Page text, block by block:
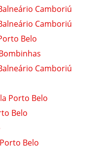
Camboriú
Camboriú
Belo
Camboriú
Porto Belo
Belo
Belo